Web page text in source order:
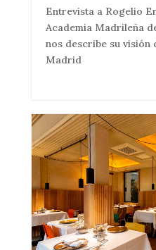
Entrevista a Rogelio
Academia Madrileña
nos describe su visión
Madrid